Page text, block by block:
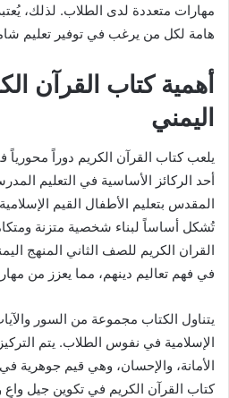
مهارات متعددة لدى الطلاب. لذلك،
هامة لكل من يرغب في توفير تعليم
أهمية كتاب القرآن
اليمني
يلعب كتاب القرآن الكريم دوراً محورياً
أحد الركائز الأساسية في التعليم
المقدس بتعليم الأطفال القيم
تُشكل أساساً لبناء شخصية متزنة
القران الكريم للصف الثاني المنهج
في فهم تعاليم دينهم، مما يعزز من
يتناول الكتاب مجموعة من السور
الإسلامية في نفوس الطلاب. يتم
الأمانة، والإحسان، وهي قيم جوهرية
كتاب القرآن الكريم في تكوين جيل